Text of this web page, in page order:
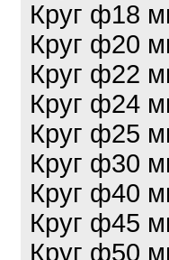
Круг ф18
Круг ф20
Круг ф22
Круг ф24
Круг ф25
Круг ф30
Круг ф40
Круг ф45
Круг ф50